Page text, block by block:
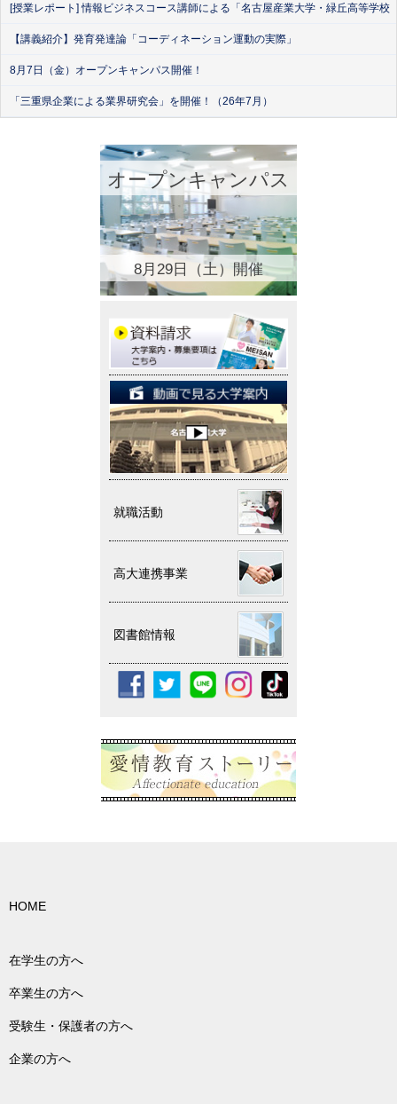
[授業レポート] 情報ビジネスコース講師による「名古屋産業大学・緑丘高等学
【講義紹介】発育発達論「コーディネーション運動の実際」
8月7日（金）オープンキャンパス開催！
「三重県企業による業界研究会」を開催！（26年7月）
オープンキャンパス
8月29日（土）開催
就職活動
高大連携事業
図書館情報
HOME
在学生の方へ
卒業生の方へ
受験生・保護者の方へ
企業の方へ